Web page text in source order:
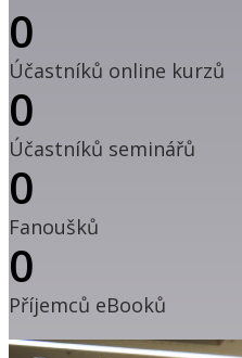
0
Účastníků online kurzů
0
Účastníků seminářů
0
Fanoušků
0
Příjemců eBooků